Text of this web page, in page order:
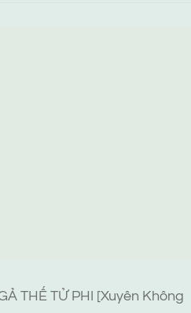
THẾ TỬ PHI [Xuyên Không